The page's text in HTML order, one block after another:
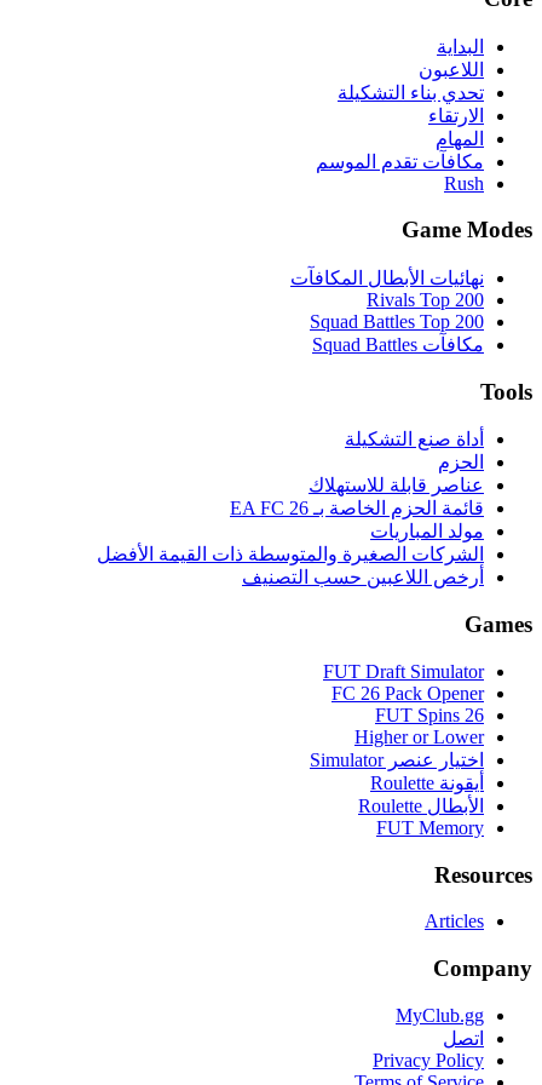
البداية
اللاعبون
تحدي بناء التشكيلة
الارتقاء
المهام
مكافآت تقدم الموسم
Rush
Game Modes
نهائيات الأبطال المكافآت
Rivals Top 200
Squad Battles Top 200
مكافآت Squad Battles
Tools
أداة صنع التشكيلة
الحزم
عناصر قابلة للاستهلاك
قائمة الحزم الخاصة بـ EA FC 26
مولد المباريات
الشركات الصغيرة والمتوسطة ذات القيمة الأفضل
أرخص اللاعبين حسب التصنيف
Games
FUT Draft Simulator
FC 26 Pack Opener
FUT Spins 26
Higher or Lower
اختيار عنصر Simulator
أيقونة Roulette
الأبطال Roulette
FUT Memory
Resources
Articles
Company
MyClub.gg
اتصل
Privacy Policy